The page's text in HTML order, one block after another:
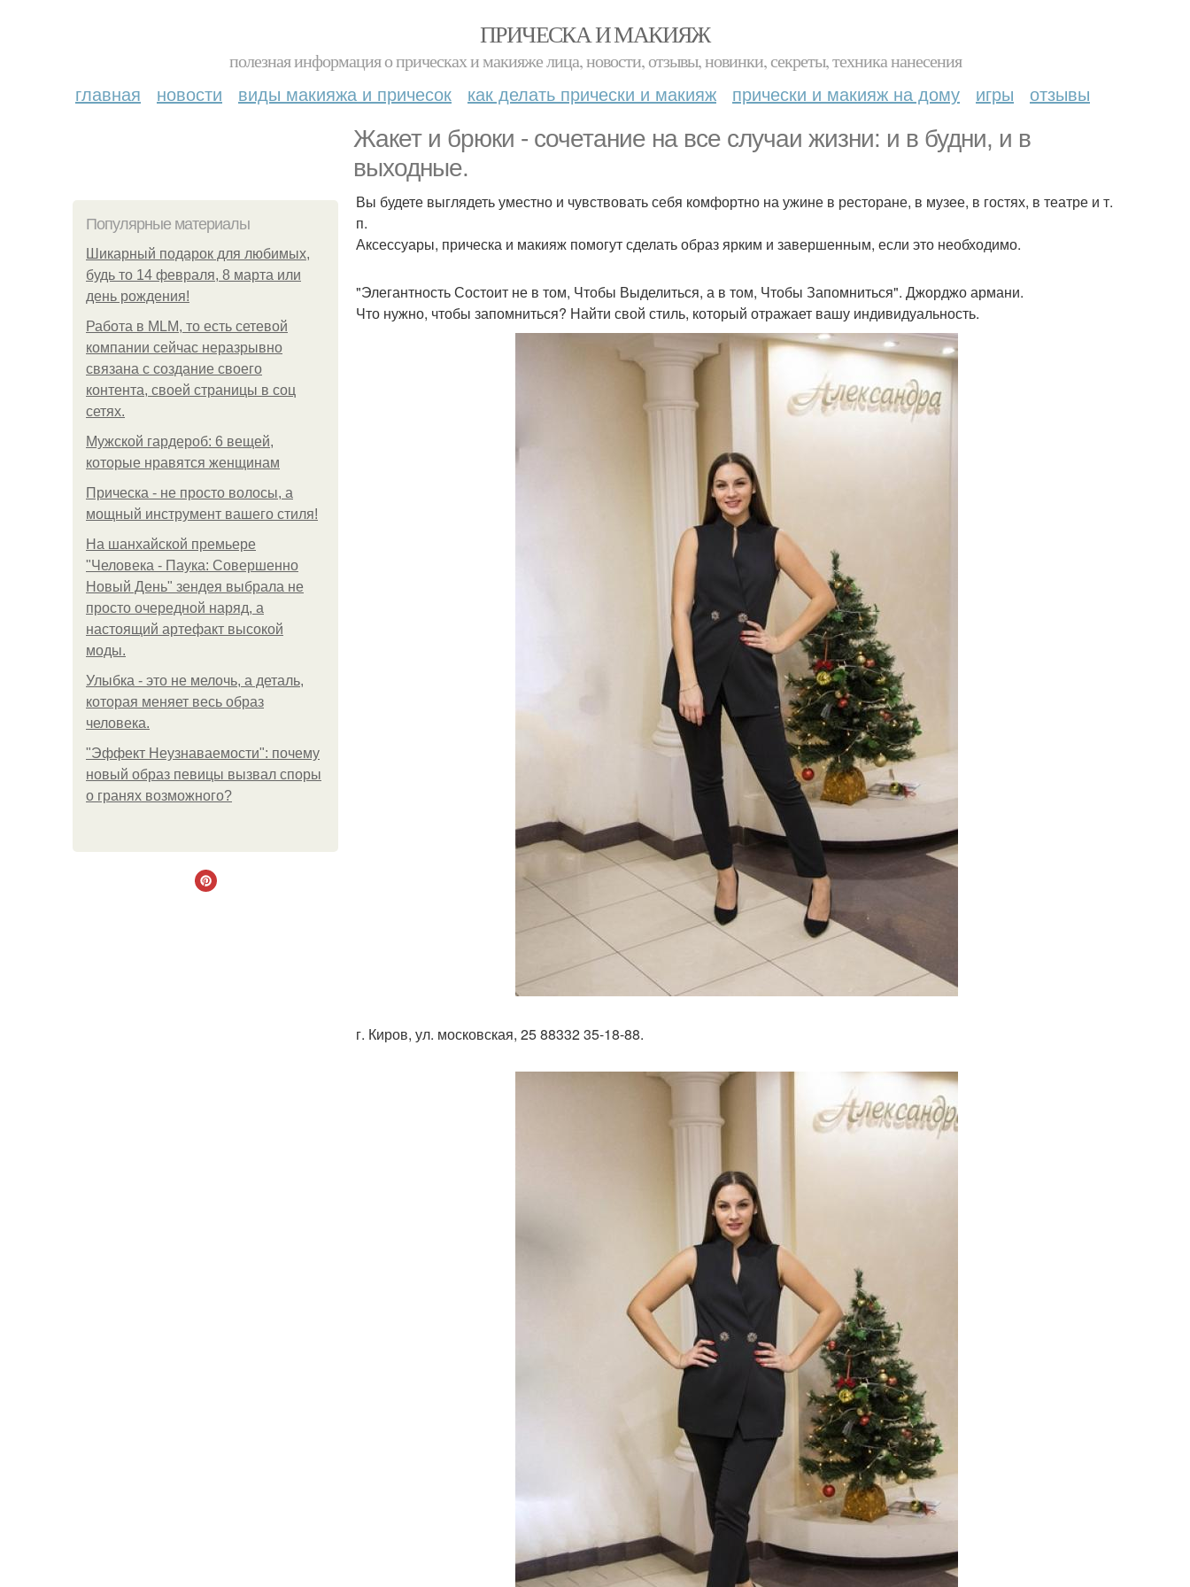
ПРИЧЕСКА И МАКИЯЖ
полезная информация о прическах и макияже лица, новости, отзывы, новинки, секреты, техника нанесения
главная новости виды макияжа и причесок как делать прически и макияж прически и макияж на дому игры отзывы
Жакет и брюки - сочетание на все случаи жизни: и в будни, и в
выходные.
Популярные материалы
Шикарный подарок для любимых,
будь то 14 февраля, 8 марта или
день рождения!
Работа в MLM, то есть сетевой
компании сейчас неразрывно
связана с создание своего
контента, своей страницы в соц
сетях.
Мужской гардероб: 6 вещей,
которые нравятся женщинам
Прическа - не просто волосы, а
мощный инструмент вашего стиля!
На шанхайской премьере
"Человека - Паука: Совершенно
Новый День" зендея выбрала не
просто очередной наряд, а
настоящий артефакт высокой
моды.
Улыбка - это не мелочь, а деталь,
которая меняет весь образ
человека.
"Эффект Неузнаваемости": почему
новый образ певицы вызвал споры
о гранях возможного?
Вы будете выглядеть уместно и чувствовать себя комфортно на ужине в ресторане, в музее, в гостях, в театре и т.
п.
Аксессуары, прическа и макияж помогут сделать образ ярким и завершенным, если это необходимо.
"Элегантность Состоит не в том, Чтобы Выделиться, а в том, Чтобы Запомниться". Джорджо армани.
Что нужно, чтобы запомниться? Найти свой стиль, который отражает вашу индивидуальность.
г. Киров, ул. московская, 25 88332 35-18-88.